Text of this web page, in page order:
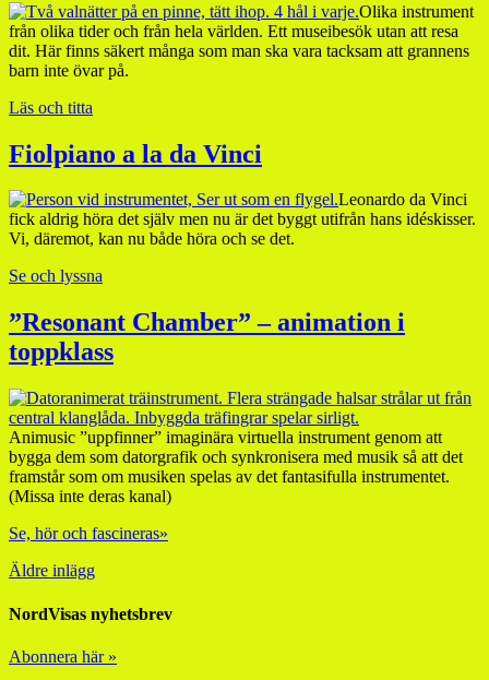
Olika instrument
från olika tider och från hela världen. Ett museibesök utan att resa
dit. Här finns säkert många som man ska vara tacksam att grannens
barn inte övar på.
Läs och titta
Fiolpiano a la da Vinci
Leonardo da Vinci
fick aldrig höra det själv men nu är det byggt utifrån hans idéskisser.
Vi, däremot, kan nu både höra och se det.
Se och lyssna
”Resonant Chamber” – animation i
toppklass
Animusic ”uppfinner” imaginära virtuella instrument genom att
bygga dem som datorgrafik och synkronisera med musik så att det
framstår som om musiken spelas av det fantasifulla instrumentet.
(Missa inte deras kanal)
Se, hör och fascineras»
Äldre inlägg
NordVisas nyhetsbrev
Abonnera här »